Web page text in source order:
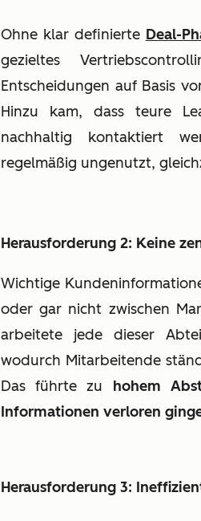
Ohne klar definierte Deal-
gezieltes
Entscheidungen auf Basis
Hinzu kam, dass teure
nachhaltig kontaktiert
regelmäßig ungenutzt,
Herausforderung 2: Keine
Wichtige
oder gar nicht zwischen
arbeitete jede dieser
wodurch Mitarbeitende
Das führte zu hohem
Informationen verloren
Herausforderung 3: